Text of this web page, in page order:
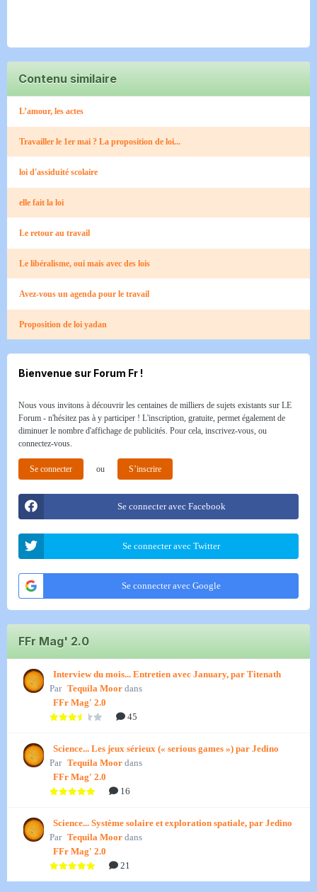
Contenu similaire
L’amour, les actes
Travailler le 1er mai ? La proposition de loi...
loi d'assiduité scolaire
elle fait la loi
Le retour au travail
Le libéralisme, oui mais avec des lois
Avez-vous un agenda pour le travail
Proposition de loi yadan
Bienvenue sur Forum Fr !
Nous vous invitons à découvrir les centaines de milliers de sujets existants sur LE
Forum - n'hésitez pas à y participer ! L'inscription, gratuite, permet également de
diminuer le nombre d'affichage de publicités. Pour cela, inscrivez-vous, ou
connectez-vous.
Se connecter ou S’inscrire
Se connecter avec Facebook
Se connecter avec Twitter
Se connecter avec Google
FFr Mag' 2.0
Interview du mois... Entretien avec January, par Titenath
Par Tequila Moor dans
FFr Mag' 2.0
45
Science... Les jeux sérieux (« serious games ») par Jedino
Par Tequila Moor dans
FFr Mag' 2.0
16
Science... Système solaire et exploration spatiale, par Jedino
Par Tequila Moor dans
FFr Mag' 2.0
21